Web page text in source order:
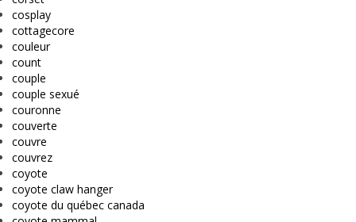
cosplay
cottagecore
couleur
count
couple
couple sexué
couronne
couverte
couvre
couvrez
coyote
coyote claw hanger
coyote du québec canada